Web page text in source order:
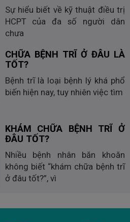
Sự hiểu biết về kỹ thuật điều trị
HCPT của đa số người dân
chưa
CHỮA BỆNH TRĨ Ở ĐÂU LÀ
TỐT?
Bệnh trĩ là loại bệnh lý khá phổ
biến hiện nay, tuy nhiên việc tìm
KHÁM CHỮA BỆNH TRĨ Ở
ĐÂU TỐT?
Nhiều bệnh nhân băn khoăn
không biết “khám chữa bệnh trĩ
ở đâu tốt?”, vì